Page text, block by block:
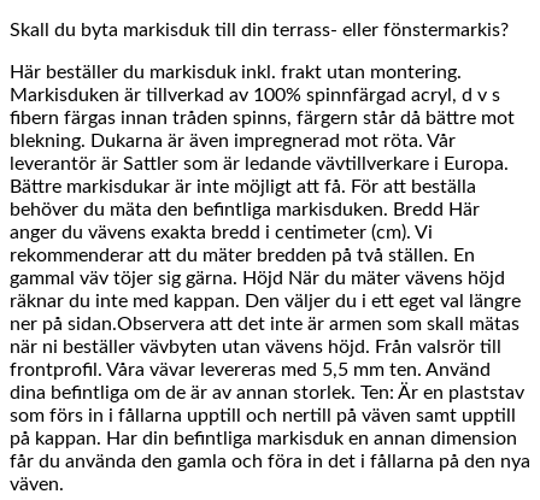
Skall du byta markisduk till din terrass- eller fönstermarkis?
Här beställer du markisduk inkl. frakt utan montering.
Markisduken är tillverkad av 100% spinnfärgad acryl, d v s
fibern färgas innan tråden spinns, färgern står då bättre mot
blekning. Dukarna är även impregnerad mot röta. Vår
leverantör är Sattler som är ledande vävtillverkare i Europa.
Bättre markisdukar är inte möjligt att få. För att beställa
behöver du mäta den befintliga markisduken. Bredd Här
anger du vävens exakta bredd i centimeter (cm). Vi
rekommenderar att du mäter bredden på två ställen. En
gammal väv töjer sig gärna. Höjd När du mäter vävens höjd
räknar du inte med kappan. Den väljer du i ett eget val längre
ner på sidan.Observera att det inte är armen som skall mätas
när ni beställer vävbyten utan vävens höjd. Från valsrör till
frontprofil. Våra vävar levereras med 5,5 mm ten. Använd
dina befintliga om de är av annan storlek. Ten: Är en plaststav
som förs in i fållarna upptill och nertill på väven samt upptill
på kappan. Har din befintliga markisduk en annan dimension
får du använda den gamla och föra in det i fållarna på den nya
väven.